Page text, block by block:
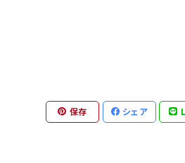
保存 シェア